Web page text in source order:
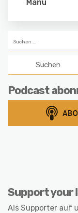
Manu
nach:
Podcast
Support your
Als Supporter auf